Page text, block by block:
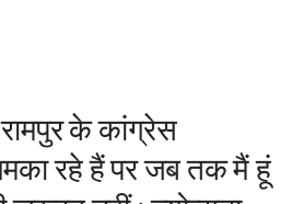
के कांग्रेस
रहे हैं पर जब तक मैं हूं